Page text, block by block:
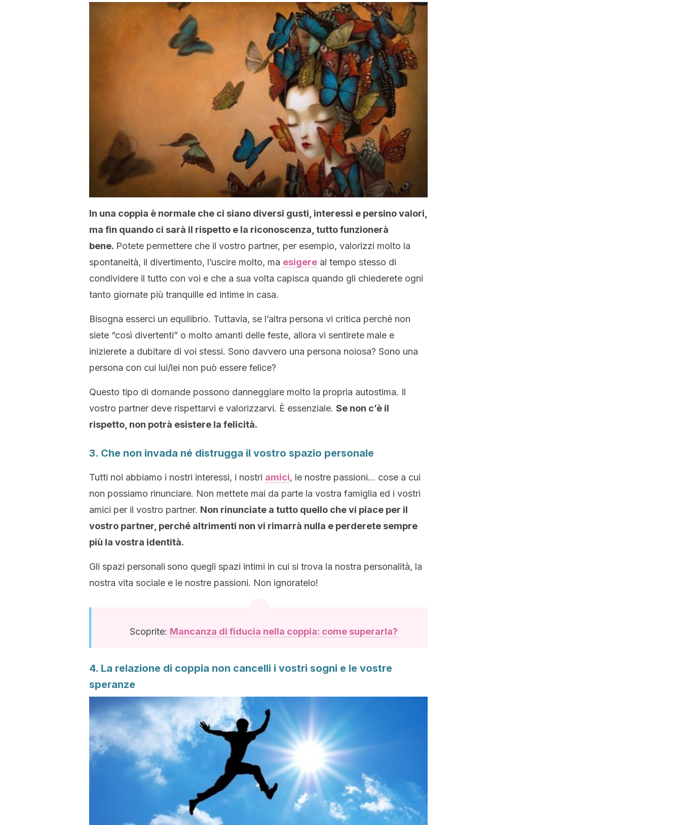
In una coppia è normale che ci siano diversi gusti, interessi e persino valori,
ma fin quando ci sarà il rispetto e la riconoscenza, tutto funzionerà
bene. Potete permettere che il vostro partner, per esempio, valorizzi molto la
spontaneità, il divertimento, l’uscire molto, ma esigere al tempo stesso di
condividere il tutto con voi e che a sua volta capisca quando gli chiederete ogni
tanto giornate più tranquille ed intime in casa.
Bisogna esserci un equilibrio. Tuttavia, se l’altra persona vi critica perché non
siete “così divertenti” o molto amanti delle feste, allora vi sentirete male e
inizierete a dubitare di voi stessi. Sono davvero una persona noiosa? Sono una
persona con cui lui/lei non può essere felice?
Questo tipo di domande possono danneggiare molto la propria autostima. Il
vostro partner deve rispettarvi e valorizzarvi. È essenziale. Se non c’è il
rispetto, non potrà esistere la felicità.
3. Che non invada né distrugga il vostro spazio personale
Tutti noi abbiamo i nostri interessi, i nostri amici, le nostre passioni… cose a cui
non possiamo rinunciare. Non mettete mai da parte la vostra famiglia ed i vostri
amici per il vostro partner. Non rinunciate a tutto quello che vi piace per il
vostro partner, perché altrimenti non vi rimarrà nulla e perderete sempre
più la vostra identità.
Gli spazi personali sono quegli spazi intimi in cui si trova la nostra personalità, la
nostra vita sociale e le nostre passioni. Non ignoratelo!
Scoprite: Mancanza di fiducia nella coppia: come superarla?
4. La relazione di coppia non cancelli i vostri sogni e le vostre
speranze